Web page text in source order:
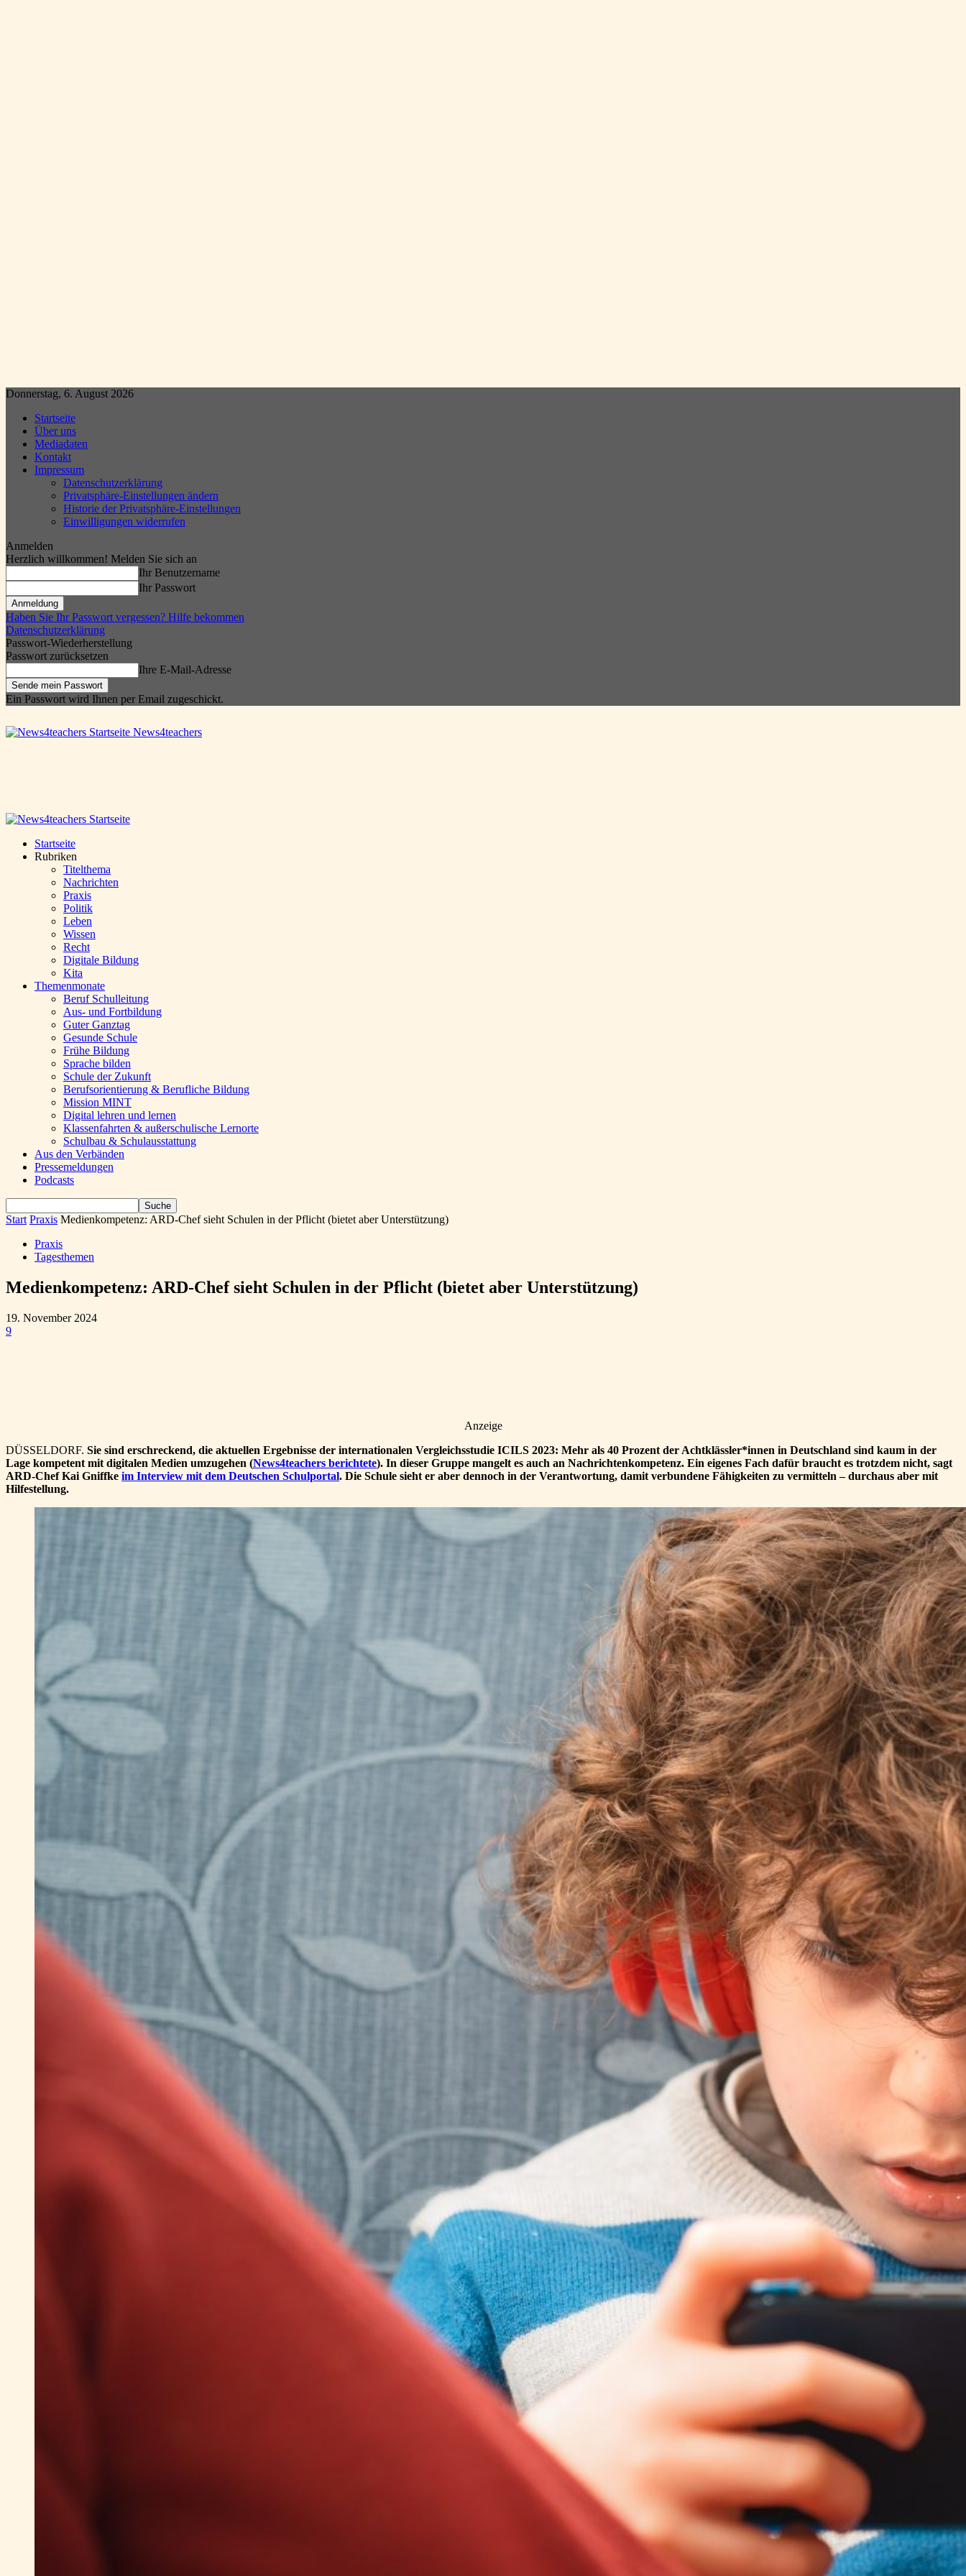
Donnerstag, 6. August 2026
Startseite
Über uns
Mediadaten
Kontakt
Impressum
Datenschutzerklärung
Privatsphäre-Einstellungen ändern
Historie der Privatsphäre-Einstellungen
Einwilligungen widerrufen
Anmelden
Herzlich willkommen! Melden Sie sich an
Ihr Benutzername
Ihr Passwort
Haben Sie Ihr Passwort vergessen? Hilfe bekommen
Datenschutzerklärung
Passwort-Wiederherstellung
Passwort zurücksetzen
Ihre E-Mail-Adresse
Ein Passwort wird Ihnen per Email zugeschickt.
News4teachers
Startseite
Rubriken
Titelthema
Nachrichten
Praxis
Politik
Leben
Wissen
Recht
Digitale Bildung
Kita
Themenmonate
Beruf Schulleitung
Aus- und Fortbildung
Guter Ganztag
Gesunde Schule
Frühe Bildung
Sprache bilden
Schule der Zukunft
Berufsorientierung & Berufliche Bildung
Mission MINT
Digital lehren und lernen
Klassenfahrten & außerschulische Lernorte
Schulbau & Schulausstattung
Aus den Verbänden
Pressemeldungen
Podcasts
Start Praxis Medienkompetenz: ARD-Chef sieht Schulen in der Pflicht (bietet aber Unterstützung)
Praxis
Tagesthemen
Medienkompetenz: ARD-Chef sieht Schulen in der Pflicht (bietet aber Unterstützung)
19. November 2024
9
Anzeige
DÜSSELDORF. Sie sind erschreckend, die aktuellen Ergebnisse der internationalen Vergleichsstudie ICILS 2023: Mehr als 40 Prozent der Achtklässler*innen in Deutschland sind kaum in der
Lage kompetent mit digitalen Medien umzugehen (News4teachers berichtete). In dieser Gruppe mangelt es auch an Nachrichtenkompetenz. Ein eigenes Fach dafür braucht es trotzdem nicht, sagt
ARD-Chef Kai Gniffke im Interview mit dem Deutschen Schulportal. Die Schule sieht er aber dennoch in der Verantwortung, damit verbundene Fähigkeiten zu vermitteln – durchaus aber mit
Hilfestellung.